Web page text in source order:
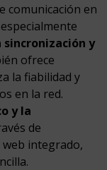
comunicación en
sincronización y
ofrece
la fiabilidad y
en la red.
y la
de
integrado,